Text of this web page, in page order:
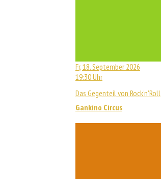
Fr, 18. September 2026
19:30 Uhr
Das Gegenteil von Rock'n'Roll
Gankino Circus